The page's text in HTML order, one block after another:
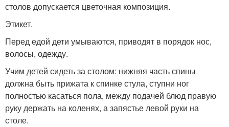
столов допускается цветочная композиция.
Этикет.
Перед едой дети умываются, приводят в порядок нос,
волосы, одежду.
Учим детей сидеть за столом: нижняя часть спины
должна быть прижата к спинке стула, ступни ног
полностью касаться пола, между подачей блюд правую
руку держать на коленях, а запястье левой руки на
столе.